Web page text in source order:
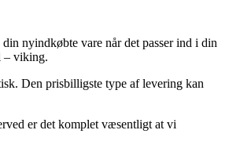
nyindkøbte vare når det passer ind i din
– viking.
Den prisbilligste type af levering kan
er det komplet væsentligt at vi